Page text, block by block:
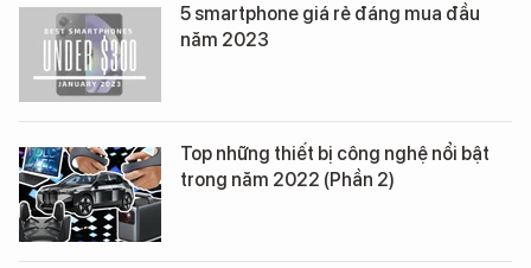
5 smartphone giá rẻ đáng mua đầu
năm 2023
Top những thiết bị công nghệ nổi bật
trong năm 2022 (Phần 2)